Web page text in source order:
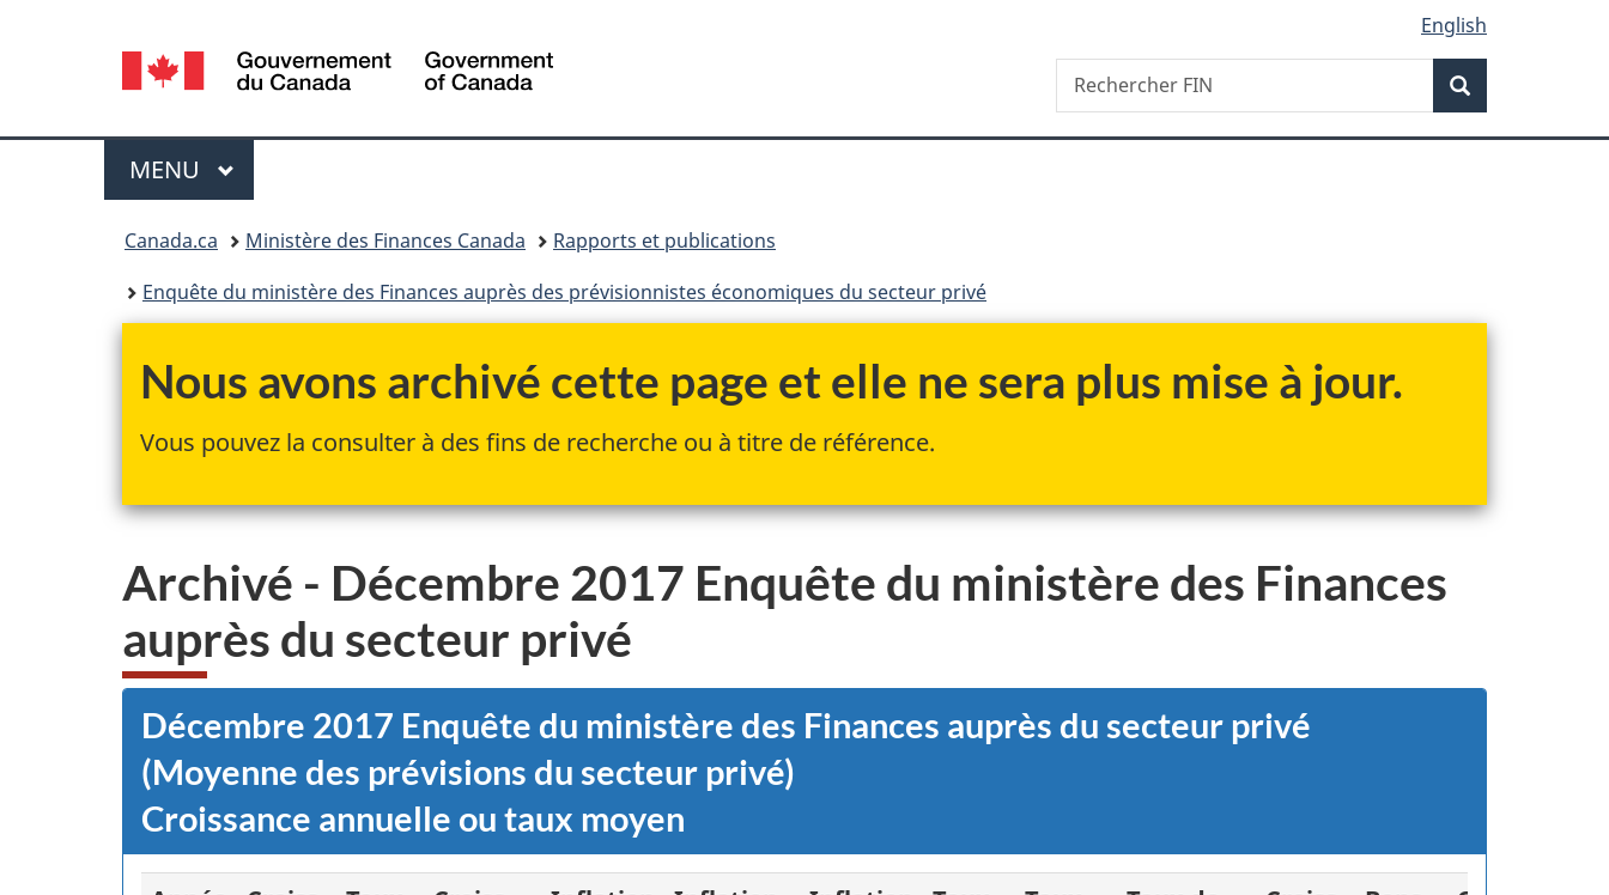
sujet
HTML
Sélection
de
la
langue
English
Canada
Recherche
Rechercher
FIN
Menu
MENU PRINCIPAL
Canada.ca Ministère des Finances Canada
Rapports et publications
Enquête du ministère des Finances auprès des prévisionnistes économiques du secteur privé
Nous avons archivé cette page et elle ne sera plus mise à jour.
Vous pouvez la consulter à des fins de recherche ou à titre de référence.
Archivé - Décembre 2017 Enquête du ministère des Finances
auprès du secteur privé
Décembre 2017 Enquête du ministère des Finances auprès du secteur privé
(Moyenne des prévisions du secteur privé)
Croissance annuelle ou taux moyen